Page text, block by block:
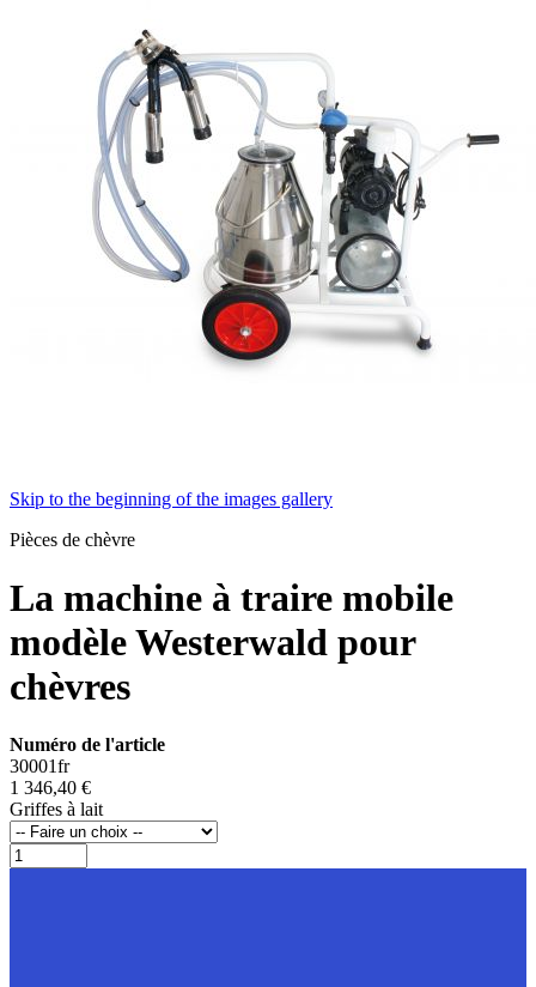
Skip to the beginning of the images gallery
Pièces de chèvre
La machine à traire mobile
modèle Westerwald pour
chèvres
Numéro de l'article
30001fr
1 346,40 €
Griffes à lait